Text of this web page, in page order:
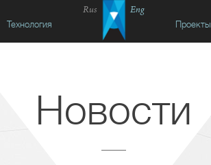
Rus
Eng
Технология Проекты
Новости